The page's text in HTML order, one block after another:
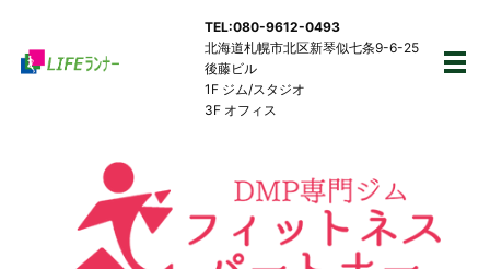
メ
TEL:080-9612-0493
北海道札幌市北区新琴似七条9-6-25
後藤ビル
1F ジム/スタジオ
3F オフィス